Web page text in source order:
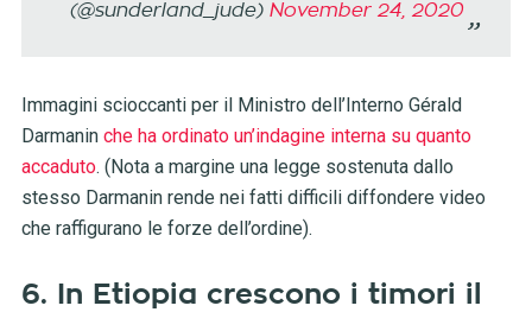
(@sunderland_jude) November 24, 2020
Immagini scioccanti per il Ministro dell’Interno Gérald
Darmanin che ha ordinato un’indagine interna su quanto
accaduto. (Nota a margine una legge sostenuta dallo
stesso Darmanin rende nei fatti difficili diffondere video
che raffigurano le forze dell’ordine).
6. In Etiopia crescono i timori il